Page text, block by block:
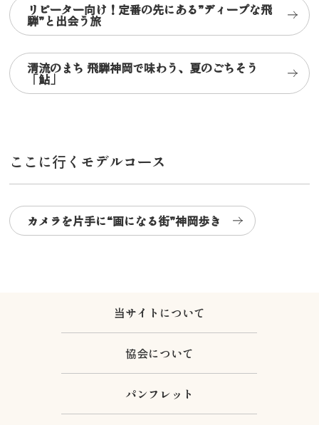
リピーター向け！定番の先にある”ディープな飛
騨”と出会う旅
清流のまち 飛騨神岡で味わう、夏のごちそう
「鮎」
ここに行くモデルコース
カメラを片手に“画になる街”神岡歩き
当サイトについて
協会について
パンフレット